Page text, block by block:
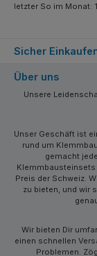
Sicher
letzter So im Monat:
Über uns
Unsere
Unser Geschäft ist
rund um
gemacht
Klemmbausteinsets
Preis der Schweiz.
zu bieten, und wir
Wir bieten Dir
einen schnellen
Problemen.